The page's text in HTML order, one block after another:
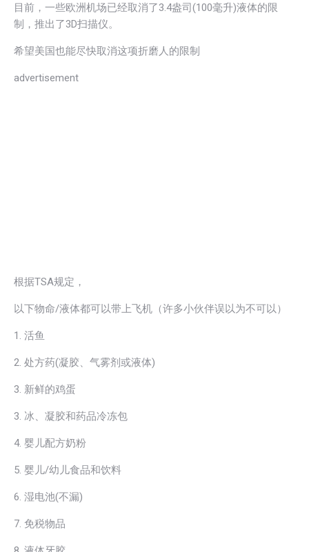
目前，一些欧洲机场已经取消了3.4盎司(100毫升)液体的限
制，推出了3D扫描仪。
希望美国也能尽快取消这项折磨人的限制
advertisement
根据TSA规定，
以下物命/液体都可以带上飞机（许多小伙伴误以为不可以）
1. 活鱼
2. 处方药(凝胶、气雾剂或液体)
3. 新鲜的鸡蛋
3. 冰、凝胶和药品冷冻包
4. 婴儿配方奶粉
5. 婴儿/幼儿食品和饮料
6. 湿电池(不漏)
7. 免税物品